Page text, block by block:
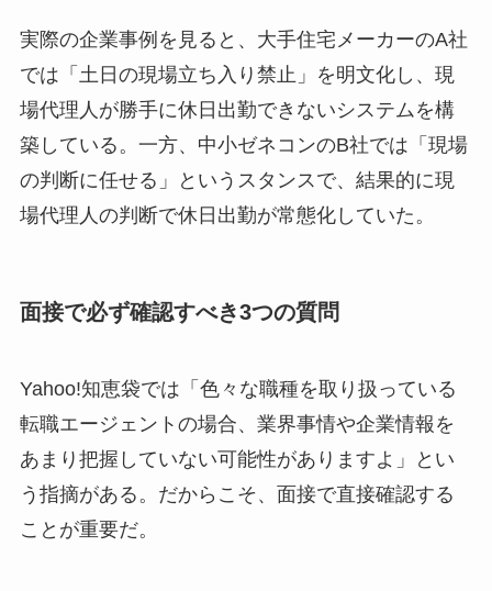
実際の企業事例を見ると、大手住宅メーカーのA社
では「土日の現場立ち入り禁止」を明文化し、現
場代理人が勝手に休日出勤できないシステムを構
築している。一方、中小ゼネコンのB社では「現場
の判断に任せる」というスタンスで、結果的に現
場代理人の判断で休日出勤が常態化していた。
面接で必ず確認すべき3つの質問
Yahoo!知恵袋では「色々な職種を取り扱っている
転職エージェントの場合、業界事情や企業情報を
あまり把握していない可能性がありますよ」とい
う指摘がある。だからこそ、面接で直接確認する
ことが重要だ。